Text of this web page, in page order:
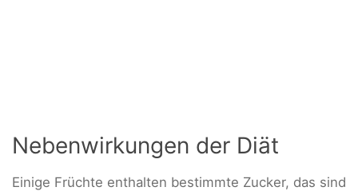
Nebenwirkungen der Diät
Einige Früchte enthalten bestimmte Zucker, das sind